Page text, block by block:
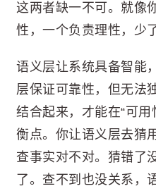
这两者缺一不可。就像
性，一个负责理性，少
语义层让系统具备智能
层保证可靠性，但无法
结合起来，才能在“可用
衡点。你让语义层去猜
查事实对不对。猜错了
了。查不到也没关系，